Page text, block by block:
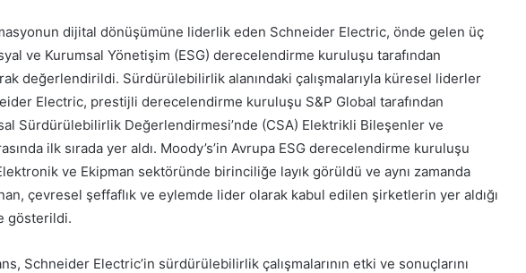
dijital dönüşümüne liderlik eden Schneider Electric, önde gelen üç
ve Kurumsal Yönetişim (ESG) derecelendirme kuruluşu tarafından
değerlendirildi. Sürdürülebilirlik alanındaki çalışmalarıyla küresel liderler
Electric, prestijli derecelendirme kuruluşu S&P Global tarafından
Sürdürülebilirlik Değerlendirmesi’nde (CSA) Elektrikli Bileşenler ve
ilk sırada yer aldı. Moody’s’in Avrupa ESG derecelendirme kuruluşu
ve Ekipman sektöründe birinciliğe layık görüldü ve aynı zamanda
çevresel şeffaflık ve eylemde lider olarak kabul edilen şirketlerin yer aldığı
gösterildi.
Schneider Electric’in sürdürülebilirlik çalışmalarının etki ve sonuçlarını